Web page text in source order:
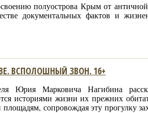
полуострова Крым от
документальных фактов и
ВСПОЛОШНЫЙ ЗВОН. 16+
Юрия Марковича Нагибина
историями жизни их прежних
сопровождая эту прогулку